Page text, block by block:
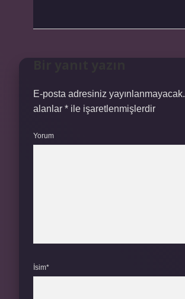
E-posta adresiniz yayınlanmayacak.
alanlar * ile işaretlenmişlerdir
Yorum
İsim*